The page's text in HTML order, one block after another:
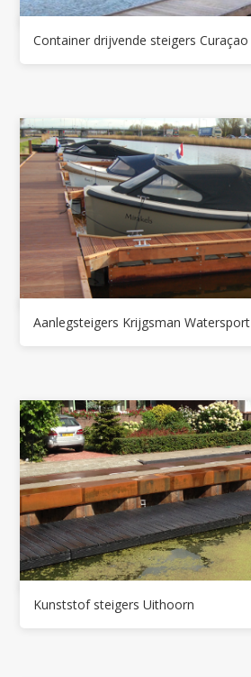
Container drijvende steigers Curaçao
Aanlegsteigers Krijgsman Watersport
Kunststof steigers Uithoorn